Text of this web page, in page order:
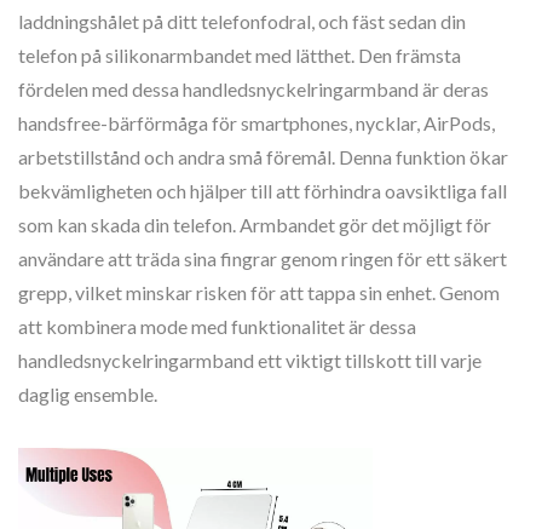
laddningshålet på ditt telefonfodral, och fäst sedan din
telefon på silikonarmbandet med lätthet. Den främsta
fördelen med dessa handledsnyckelringarmband är deras
handsfree-bärförmåga för smartphones, nycklar, AirPods,
arbetstillstånd och andra små föremål. Denna funktion ökar
bekvämligheten och hjälper till att förhindra oavsiktliga fall
som kan skada din telefon. Armbandet gör det möjligt för
användare att träda sina fingrar genom ringen för ett säkert
grepp, vilket minskar risken för att tappa sin enhet. Genom
att kombinera mode med funktionalitet är dessa
handledsnyckelringarmband ett viktigt tillskott till varje
daglig ensemble.